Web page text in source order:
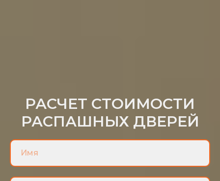
РАСЧЕТ СТОИМОСТИ
РАСПАШНЫХ ДВЕРЕЙ